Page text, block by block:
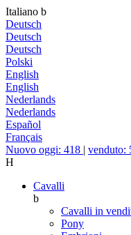
Italiano b
Deutsch
Deutsch
Deutsch
Polski
English
English
Nederlands
Nederlands
Español
Français
Nuovo oggi: 418 | venduto:
H
Cavalli
b
Cavalli in
Pony